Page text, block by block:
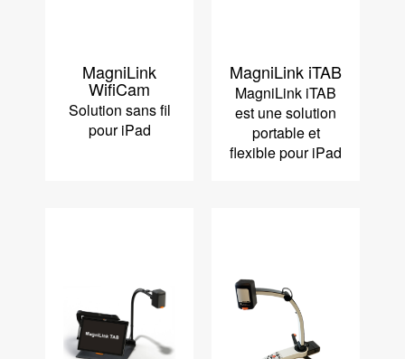
MagniLink
WifiCam
Solution sans fil
pour iPad
MagniLink iTAB
MagniLink iTAB
est une solution
portable et
flexible pour iPad